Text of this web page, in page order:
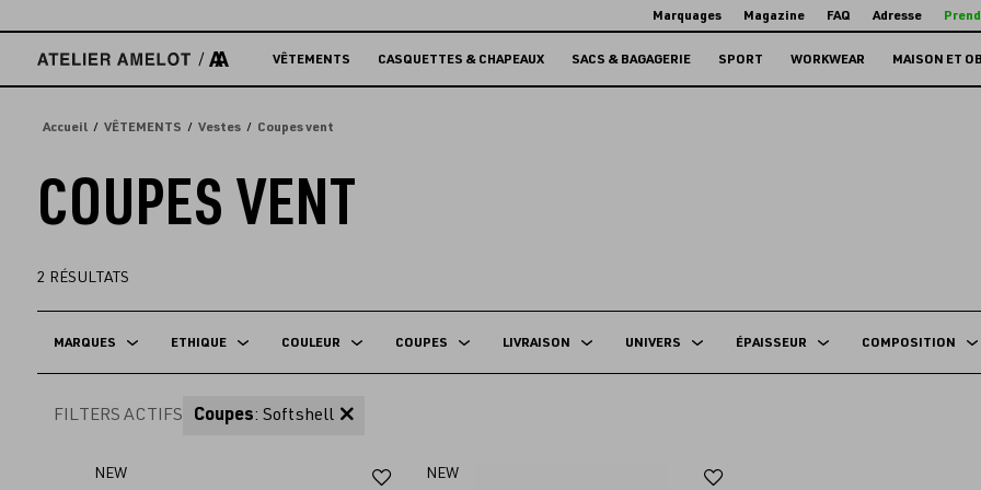
directement
contenu
Marquages Magazine FAQ Adresse
VÊTEMENTS CASQUETTES & CHAPEAUX SACS & BAGAGERIE SPORT WORKWEAR MAISON ET
Accueil VÊTEMENTS Vestes Coupes vent
COUPES VENT
2 RÉSULTATS
MARQUES ETHIQUE COULEUR COUPES LIVRAISON UNIVERS ÉPAISSEUR COMPOSITION
FILTERS ACTIFS Coupes: Softshell
NEW
Ajouter
NEW